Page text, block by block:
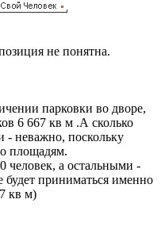
не понятна.
парковки во дворе,
6 667 кв м .А сколько
- неважно, поскольку
площадям.
человек, а остальными -
будет приниматься именно
кв м)